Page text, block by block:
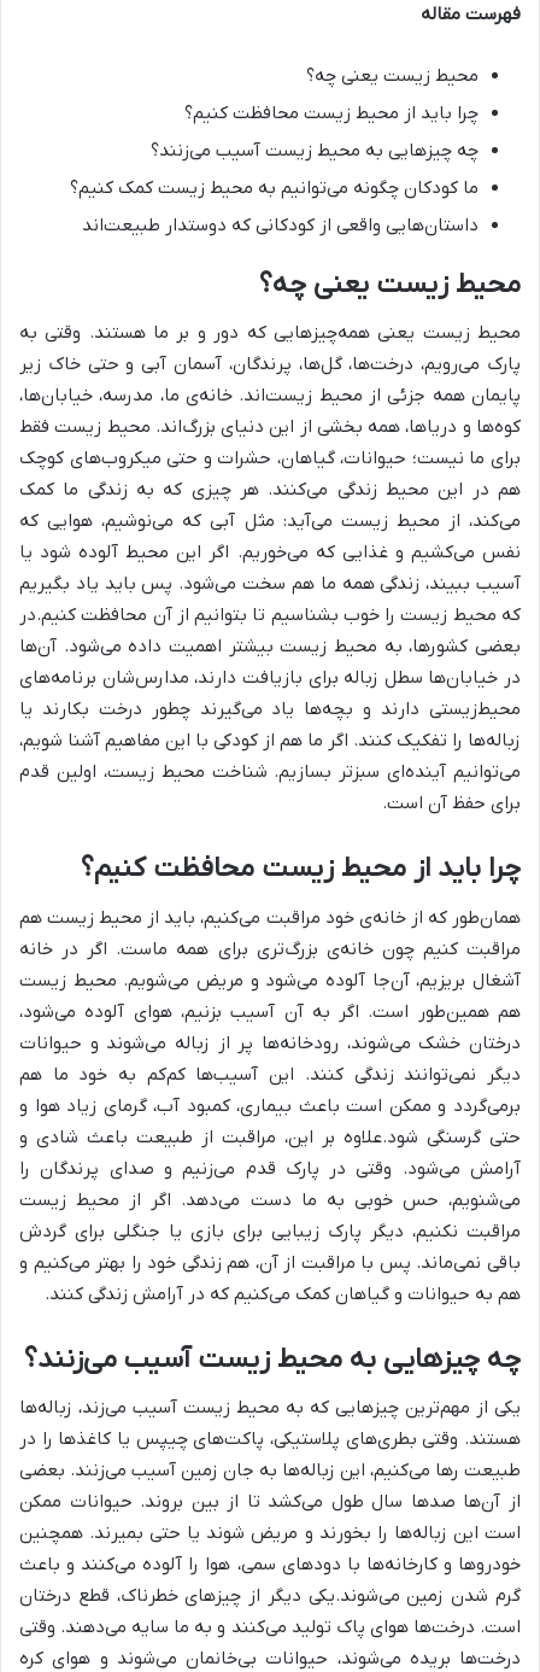
فهرست مقاله
محیط زیست یعنی چه؟
چرا باید از محیط زیست محافظت کنیم؟
چه چیزهایی به محیط زیست آسیب می‌زنند؟
ما کودکان چگونه می‌توانیم به محیط زیست کمک کنیم؟
داستان‌هایی واقعی از کودکانی که دوستدار طبیعت‌اند
محیط زیست یعنی چه؟
محیط زیست یعنی همه‌چیزهایی که دور و بر ما هستند. وقتی به
پارک می‌رویم، درخت‌ها، گل‌ها، پرندگان، آسمان آبی و حتی خاک زیر
پایمان همه جزئی از محیط زیست‌اند. خانه‌ی ما، مدرسه، خیابان‌ها،
کوه‌ها و دریاها، همه بخشی از این دنیای بزرگ‌اند. محیط زیست فقط
برای ما نیست؛ حیوانات، گیاهان، حشرات و حتی میکروب‌های کوچک
هم در این محیط زندگی می‌کنند. هر چیزی که به زندگی ما کمک
می‌کند، از محیط زیست می‌آید: مثل آبی که می‌نوشیم، هوایی که
نفس می‌کشیم و غذایی که می‌خوریم. اگر این محیط آلوده شود یا
آسیب ببیند، زندگی همه ما هم سخت می‌شود. پس باید یاد بگیریم
که محیط زیست را خوب بشناسیم تا بتوانیم از آن محافظت کنیم.در
بعضی کشورها، به محیط زیست بیشتر اهمیت داده می‌شود. آن‌ها
در خیابان‌ها سطل زباله برای بازیافت دارند، مدارس‌شان برنامه‌های
محیط‌زیستی دارند و بچه‌ها یاد می‌گیرند چطور درخت بکارند یا
زباله‌ها را تفکیک کنند. اگر ما هم از کودکی با این مفاهیم آشنا شویم،
می‌توانیم آینده‌ای سبزتر بسازیم. شناخت محیط زیست، اولین قدم
برای حفظ آن است.
چرا باید از محیط زیست محافظت کنیم؟
همان‌طور که از خانه‌ی خود مراقبت می‌کنیم، باید از محیط زیست هم
مراقبت کنیم چون خانه‌ی بزرگ‌تری برای همه ماست. اگر در خانه
آشغال بریزیم، آن‌جا آلوده می‌شود و مریض می‌شویم. محیط زیست
هم همین‌طور است. اگر به آن آسیب بزنیم، هوای آلوده می‌شود،
درختان خشک می‌شوند، رودخانه‌ها پر از زباله می‌شوند و حیوانات
دیگر نمی‌توانند زندگی کنند. این آسیب‌ها کم‌کم به خود ما هم
برمی‌گردد و ممکن است باعث بیماری، کمبود آب، گرمای زیاد هوا و
حتی گرسنگی شود.علاوه بر این، مراقبت از طبیعت باعث شادی و
آرامش می‌شود. وقتی در پارک قدم می‌زنیم و صدای پرندگان را
می‌شنویم، حس خوبی به ما دست می‌دهد. اگر از محیط زیست
مراقبت نکنیم، دیگر پارک زیبایی برای بازی یا جنگلی برای گردش
باقی نمی‌ماند. پس با مراقبت از آن، هم زندگی خود را بهتر می‌کنیم و
هم به حیوانات و گیاهان کمک می‌کنیم که در آرامش زندگی کنند.
چه چیزهایی به محیط زیست آسیب می‌زنند؟
یکی از مهم‌ترین چیزهایی که به محیط زیست آسیب می‌زند، زباله‌ها
هستند. وقتی بطری‌های پلاستیکی، پاکت‌های چیپس یا کاغذها را در
طبیعت رها می‌کنیم، این زباله‌ها به جان زمین آسیب می‌زنند. بعضی
از آن‌ها صدها سال طول می‌کشد تا از بین بروند. حیوانات ممکن
است این زباله‌ها را بخورند و مریض شوند یا حتی بمیرند. همچنین
خودروها و کارخانه‌ها با دودهای سمی، هوا را آلوده می‌کنند و باعث
گرم شدن زمین می‌شوند.یکی دیگر از چیزهای خطرناک، قطع درختان
است. درخت‌ها هوای پاک تولید می‌کنند و به ما سایه می‌دهند. وقتی
درخت‌ها بریده می‌شوند، حیوانات بی‌خانمان می‌شوند و هوای کره